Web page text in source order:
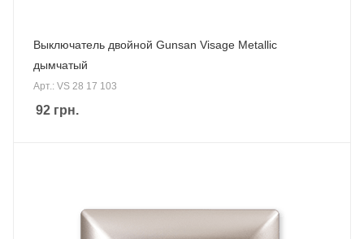
Выключатель двойной Gunsan Visage Metallic
дымчатый
Арт.: VS 28 17 103
92 грн.